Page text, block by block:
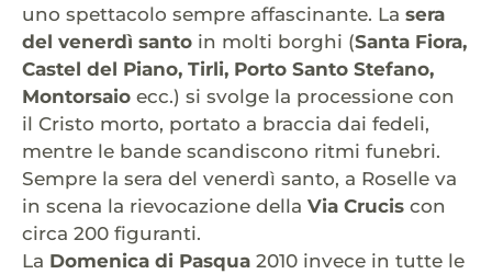
uno spettacolo sempre affascinante. La sera
del venerdì santo in molti borghi (Santa Fiora,
Castel del Piano, Tirli, Porto Santo Stefano,
Montorsaio ecc.) si svolge la processione con
il Cristo morto, portato a braccia dai fedeli,
mentre le bande scandiscono ritmi funebri.
Sempre la sera del venerdì santo, a Roselle va
in scena la rievocazione della Via Crucis con
circa 200 figuranti.
La Domenica di Pasqua 2010 invece in tutte le